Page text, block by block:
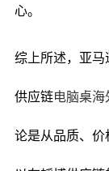
心。
综上所述，亚
供应链电脑桌海
论是从品质、